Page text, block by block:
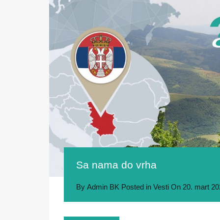
Sa nama do vrha
By Admin BK Posted in Vesti On 20. mart